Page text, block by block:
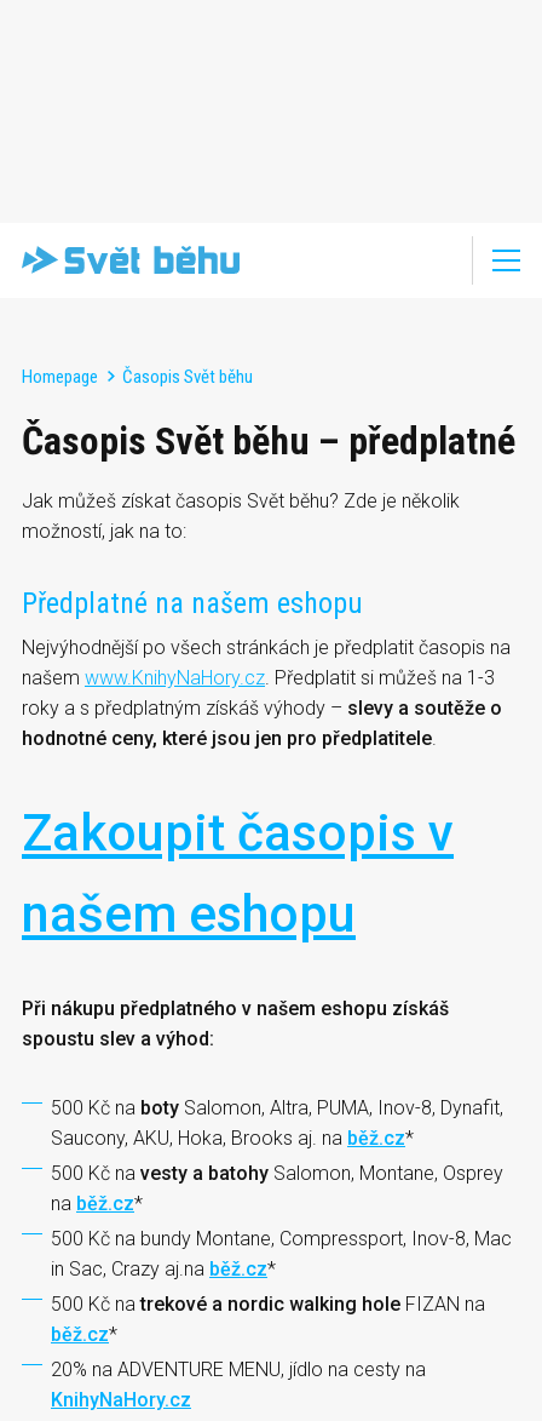
Homepage Časopis Svět běhu
Časopis Svět běhu – předplatné
Jak můžeš získat časopis Svět běhu? Zde je několik
možností, jak na to:
Předplatné na našem eshopu
Nejvýhodnější po všech stránkách je předplatit časopis na
našem www.KnihyNaHory.cz . Předplatit si můžeš na 1-3
roky a s předplatným získáš výhody – slevy a soutěže o
hodnotné ceny, které jsou jen pro předplatitele
Zakoupit časopis v
našem eshopu
Při nákupu předplatného v našem eshopu získáš
spoustu slev a výhod:
500 Kč na boty Salomon, Altra, PUMA, Inov-8, Dynafit,
Saucony, AKU, Hoka, Brooks aj. na běž.cz*
500 Kč na vesty a batohy Salomon, Montane, Osprey
na běž.cz*
500 Kč na bundy Montane, Compressport, Inov-8, Mac
in Sac, Crazy aj.na běž.cz*
500 Kč natrekové a nordic walking hole FIZAN na
běž.cz*
20% na ADVENTURE MENU, jídlo na cesty na
KnihyNaHory.cz